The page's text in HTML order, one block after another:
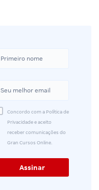
Concordo com a Política de
Privacidade e aceito
receber comunicações do
Gran Cursos Online.